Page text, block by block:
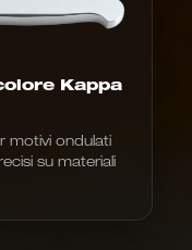
Kappa
motivi ondulati
su materiali